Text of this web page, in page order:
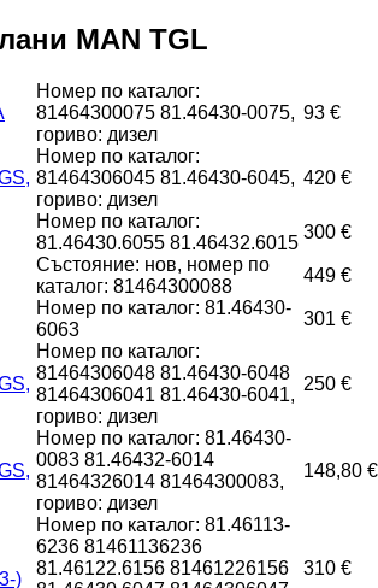
MAN TGL
Номер по каталог:
81464300075 81.46430-0075,
гориво: дизел
93 €
Номер по каталог:
81464306045 81.46430-6045,
гориво: дизел
420 €
Номер по каталог:
81.46430.6055 81.46432.6015
300 €
Състояние: нов, номер по
каталог: 81464300088
449 €
Номер по каталог: 81.46430-
6063
301 €
Номер по каталог:
81464306048 81.46430-6048
81464306041 81.46430-6041,
гориво: дизел
250 €
Номер по каталог: 81.46430-
0083 81.46432-6014
81464326014 81464300083,
гориво: дизел
148,80 €
)
Номер по каталог: 81.46113-
6236 81461136236
81.46122.6156 81461226156
310 €